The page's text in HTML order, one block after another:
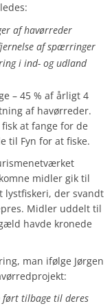
af havørreder
af spærringer
i ind- og udland
– 45 % af årligt 4
af havørreder.
at fange for de
til Fyn for at fiske.
midler gik til
lystfiskeri, der svandt
Midler uddelt til
havde kronede
man ifølge Jørgen
ført tilbage til deres